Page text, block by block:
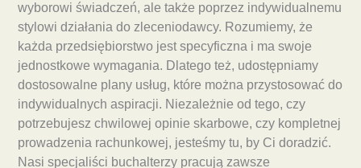
wyborowi świadczeń, ale także poprzez indywidualnemu
stylowi działania do zleceniodawcy. Rozumiemy, że
każda przedsiębiorstwo jest specyficzna i ma swoje
jednostkowe wymagania. Dlatego też, udostępniamy
dostosowalne plany usług, które można przystosować do
indywidualnych aspiracji. Niezależnie od tego, czy
potrzebujesz chwilowej opinie skarbowe, czy kompletnej
prowadzenia rachunkowej, jesteśmy tu, by Ci doradzić.
Nasi specjaliści buchalterzy pracują zawsze